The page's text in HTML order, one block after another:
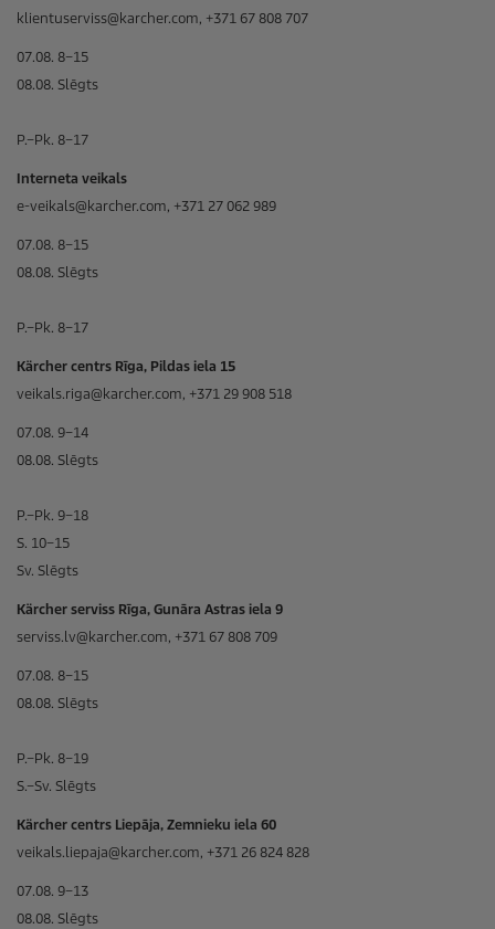
klientuserviss@karcher.com, +371 67 808 707
07.08. 8–15
08.08. Slēgts
P.–Pk. 8–17
Interneta veikals
e-veikals@karcher.com, +371 27 062 989
07.08. 8–15
08.08. Slēgts
P.–Pk. 8–17
Kärcher centrs Rīga, Pildas iela 15
veikals.riga@karcher.com, +371 29 908 518
07.08. 9–14
08.08. Slēgts
P.–Pk. 9–18
S. 10–15
Sv. Slēgts
Kärcher serviss Rīga, Gunāra Astras iela 9
serviss.lv@karcher.com, +371 67 808 709
07.08. 8–15
08.08. Slēgts
P.–Pk. 8–19
S.–Sv. Slēgts
Kärcher centrs Liepāja, Zemnieku iela 60
veikals.liepaja@karcher.com, +371 26 824 828
07.08. 9–13
08.08. Slēgts